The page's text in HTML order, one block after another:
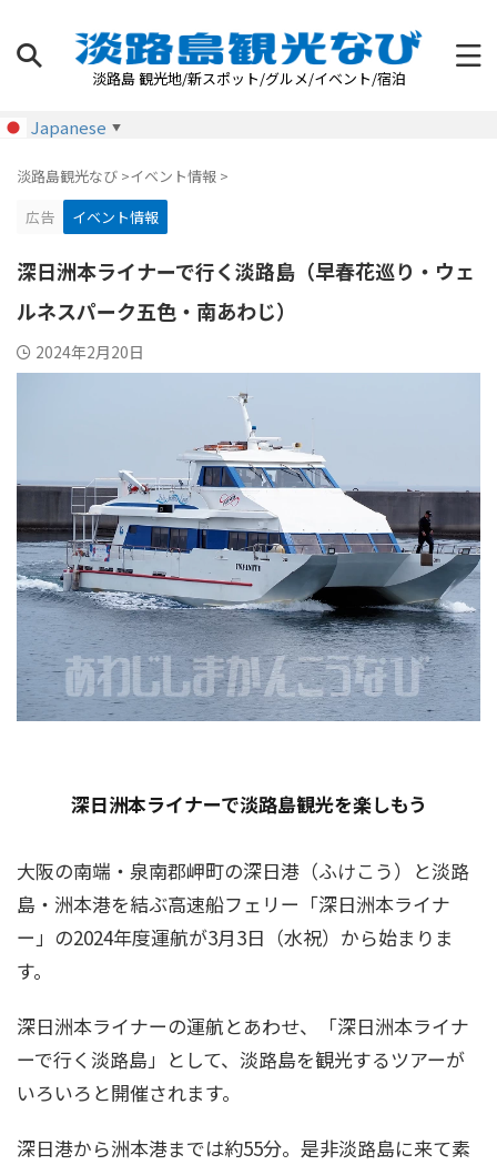
淡路島 観光地/新スポット/グルメ/イベント/宿泊
Japanese ▼
淡路島観光なび >イベント情報 >
広告
イベント情報
深日洲本ライナーで行く淡路島（早春花巡り・ウェ
ルネスパーク五色・南あわじ）
2024年2月20日
深日洲本ライナーで淡路島観光を楽しもう
大阪の南端・泉南郡岬町の深日港（ふけこう）と淡路
島・洲本港を結ぶ高速船フェリー「深日洲本ライナ
ー」の2024年度運航が3月3日（水祝）から始まりま
す。
深日洲本ライナーの運航とあわせ、「深日洲本ライナ
ーで行く淡路島」として、淡路島を観光するツアーが
いろいろと開催されます。
深日港から洲本港までは約55分。是非淡路島に来て素